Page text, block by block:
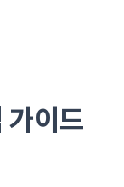
가이드